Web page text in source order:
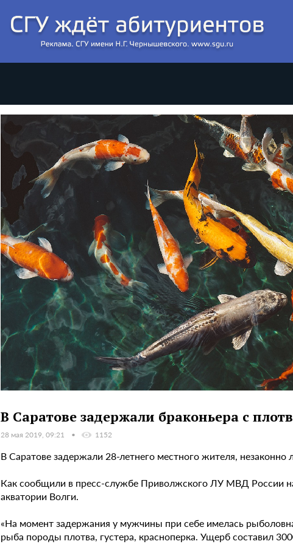
В Саратове задержали браконьера с
28 мая 2019, 09:21 1152
В Саратове задержали 28-летнего местного жителя, незаконно
Как сообщили в пресс-службе Приволжского ЛУ МВД России
акватории Волги.
«На момент задержания у мужчины при себе имелась
рыба породы плотва, густера, красноперка. Ущерб составил